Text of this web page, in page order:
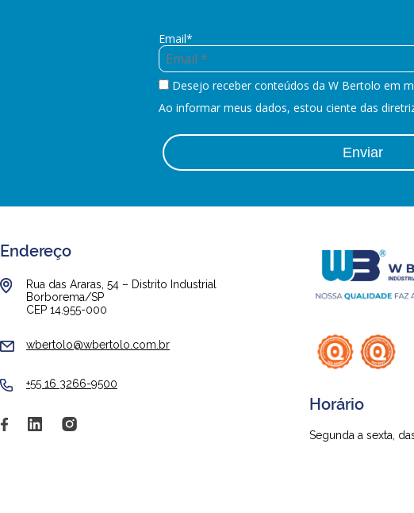
Email*
Desejo receber conteúdos da W Bertolo em
Ao informar meus dados, estou ciente das
Enviar
Endereço
Rua das Araras, 54 – Distrito Industrial
Borborema/SP
CEP 14.955-000
wbertolo@wbertolo.com.br
+55 16 3266-9500
Horário
Segunda a sexta,